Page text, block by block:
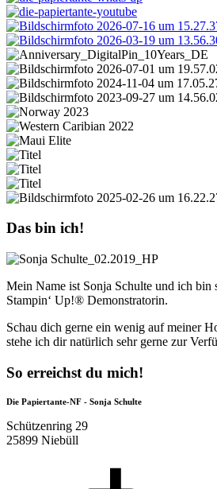
Das bin ich!
Mein Name ist Sonja Schulte und ich bin
Stampin‘ Up!® Demonstratorin.
Schau dich gerne ein wenig auf meiner
stehe ich dir natürlich sehr gerne zur
So erreichst du mich!
Die Papiertante-NF - Sonja Schulte
Schützenring 29
25899 Niebüll